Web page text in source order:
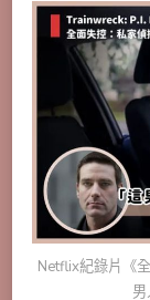
Netflix紀錄片《